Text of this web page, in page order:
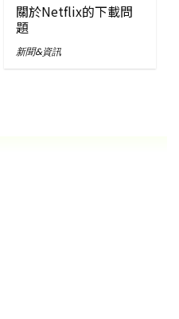
關於Netflix的下載問
題
新聞&資訊